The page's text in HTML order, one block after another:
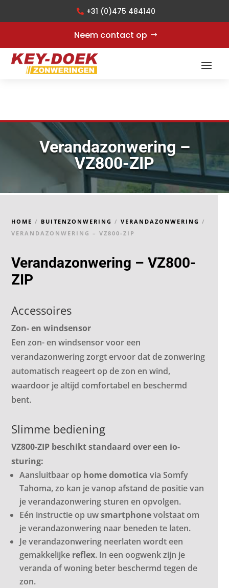
+31 (0)475 484140
Neem contact op
Verandazonwering –
VZ800-ZIP
HOME / BUITENZONWERING /VERANDAZONWERING /
VERANDAZONWERING – VZ800-ZIP
Verandazonwering – VZ800-
ZIP
Accessoires
Zon- en windsensor
Een zon- en windsensor voor een
verandazonwering zorgt ervoor dat de zonwering
automatisch reageert op de zon en wind,
waardoor je altijd comfortabel en beschermd
bent.
Slimme bediening
VZ800-ZIP beschikt standaard over een io-
sturing:
Aansluitbaar op home domotica via Somfy
Tahoma, zo kan je vanop afstand de positie van
je verandazonwering sturen en opvolgen.
Eén instructie op uwsmartphonevolstaat om
je verandazonwering naar beneden te laten.
Je verandazonwering neerlaten wordt een
gemakkelijke reflex. In een oogwenk zijn je
veranda of woning beter beschermd tegen de
zon.